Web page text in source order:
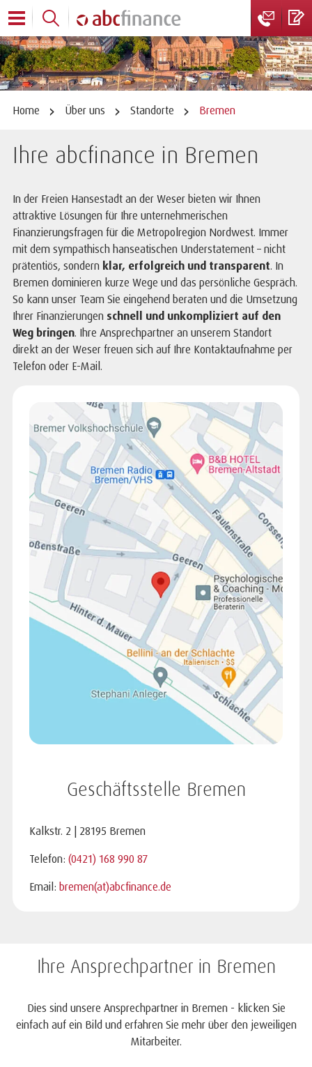
Home Über uns Standorte Bremen
Ihre abcfinance in Bremen
In der Freien Hansestadt an der Weser bieten wir Ihnen
attraktive Lösungen für Ihre unternehmerischen
Finanzierungsfragen für die Metropolregion Nordwest. Immer
mit dem sympathisch hanseatischen Understatement – nicht
prätentiös, sondern klar, erfolgreich und transparent. In
Bremen dominieren kurze Wege und das persönliche Gespräch.
So kann unser Team Sie eingehend beraten und die Umsetzung
Ihrer Finanzierungen schnell und unkompliziert auf den
Weg bringen. Ihre Ansprechpartner an unserem Standort
direkt an der Weser freuen sich auf Ihre Kontaktaufnahme per
Telefon oder E-Mail.
Geschäftsstelle Bremen
Kalkstr. 2 | 28195 Bremen
Telefon: (0421) 168 990 87
Email: bremen(at)abcfinance.de
Ihre Ansprechpartner in Bremen
Dies sind unsere Ansprechpartner in Bremen - klicken Sie
einfach auf ein Bild und erfahren Sie mehr über den jeweiligen
Mitarbeiter.